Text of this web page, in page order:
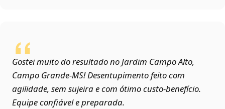
Gostei muito do resultado no Jardim Campo Alto,
Campo Grande‑MS! Desentupimento feito com
agilidade, sem sujeira e com ótimo custo-benefício.
Equipe confiável e preparada.